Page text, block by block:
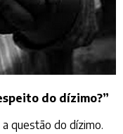
do dízimo?”
questão do dízimo.